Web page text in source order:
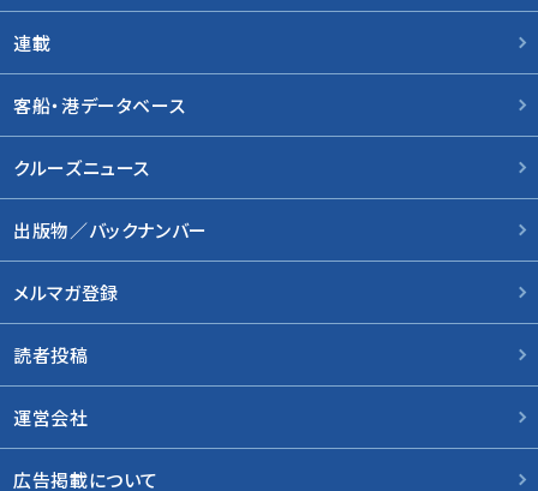
連載
客船・港データベース
クルーズニュース
出版物／バックナンバー
メルマガ登録
読者投稿
運営会社
広告掲載について